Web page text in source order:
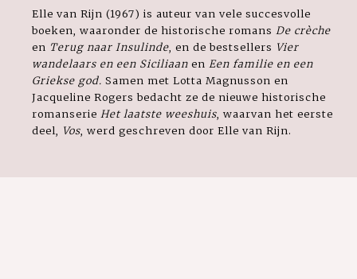
Elle van Rijn (1967) is auteur van vele succesvolle
boeken, waar­onder de historische romans De crèche
en Terug naar Insulinde , en de bestsellers Vier
wandelaars en een Siciliaan en Een familie en een
Griekse god. Samen met Lotta Magnusson en
Jacqueline Rogers bedacht ze de nieuwe historische
romanserie Het laatste weeshuis , waarvan het eerste
deel,
Vos , werd geschreven door Elle van Rijn.